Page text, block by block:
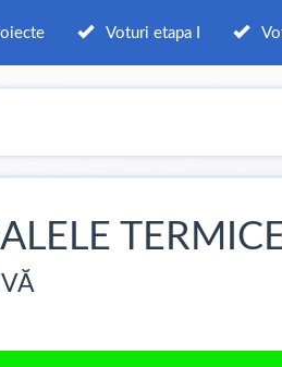
Voturi etapa I